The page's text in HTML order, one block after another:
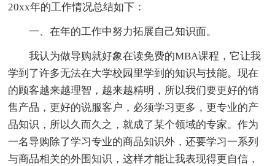
20xx年的工作情况总结如下：
一、在年的工作中努力拓展自己知识面。
我认为做导购就好象在读免费的MBA课程，它让我
学到了许多无法在大学校园里学到的知识与技能。现在
的顾客越来越理智，越来越精明，所以我们要更好的销
售产品，更好的说服客户，必须学习更多，更专业的产
品知识，所以久而久之，就成了某个领域的专家。作为
一名导购除了学习专业的商品知识外，还要学习一系列
与商品相关的外围知识，这样才能让我表现得更自信，